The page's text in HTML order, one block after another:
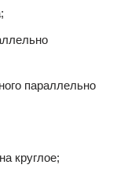
параллельно
круглое;